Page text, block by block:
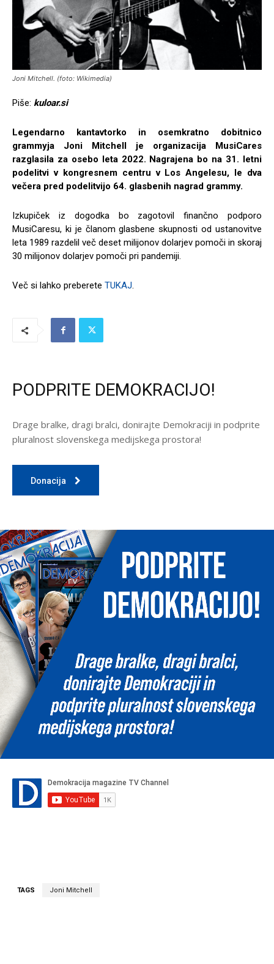
Joni Mitchell. (foto: Wikimedia)
Piše: kuloar.si
Legendarno kantavtorko in osemkratno dobitnico
grammyja Joni Mitchell je organizacija MusiCares
razglasila za osebo leta 2022. Nagrajena bo na 31. letni
podelitvi v kongresnem centru v Los Angelesu, le dva
večera pred podelitvijo 64. glasbenih nagrad grammy.
Izkupiček iz dogodka bo zagotovil finančno podporo
MusiCaresu, ki je članom glasbene skupnosti od ustanovitve
leta 1989 razdelil več deset milijonov dolarjev pomoči in skoraj
30 milijonov dolarjev pomoči pri pandemiji.
Več si lahko preberete TUKAJ.
PODPRITE DEMOKRACIJO!
Drage bralke, dragi bralci, donirajte Demokraciji in podprite
pluralnost slovenskega medijskega prostora!
Donacija
TAGS Joni Mitchell